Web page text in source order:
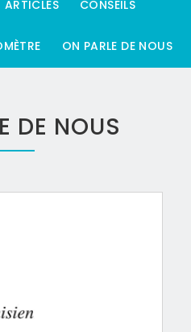
ARTICLES CONSEILS
ON PARLE DE NOUS
DE NOUS